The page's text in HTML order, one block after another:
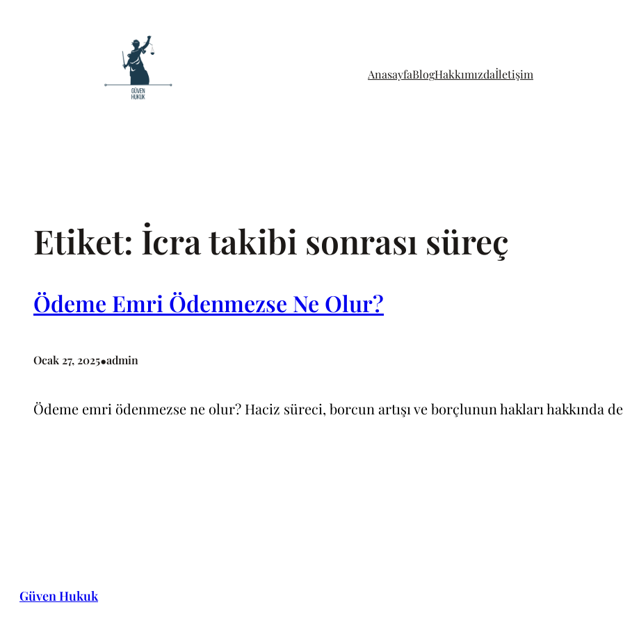
AnasayfaBlogHakkımızdaİletişim
Etiket: İcra takibi sonrası süreç
Ödeme Emri Ödenmezse Ne Olur?
Ocak 27, 2025•admin
Ödeme emri ödenmezse ne olur? Haciz süreci, borcun artışı ve borçlunun hakları hakkında
Güven Hukuk